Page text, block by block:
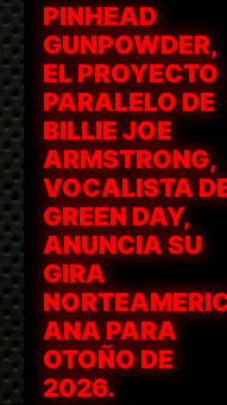
PINHEAD
GUNPOWDER,
EL PROYECTO
PARALELO DE
BILLIE JOE
ARMSTRONG,
VOCALISTA
GREEN DAY,
ANUNCIA SU
GIRA
ANA PARA
OTOÑO DE
2026.